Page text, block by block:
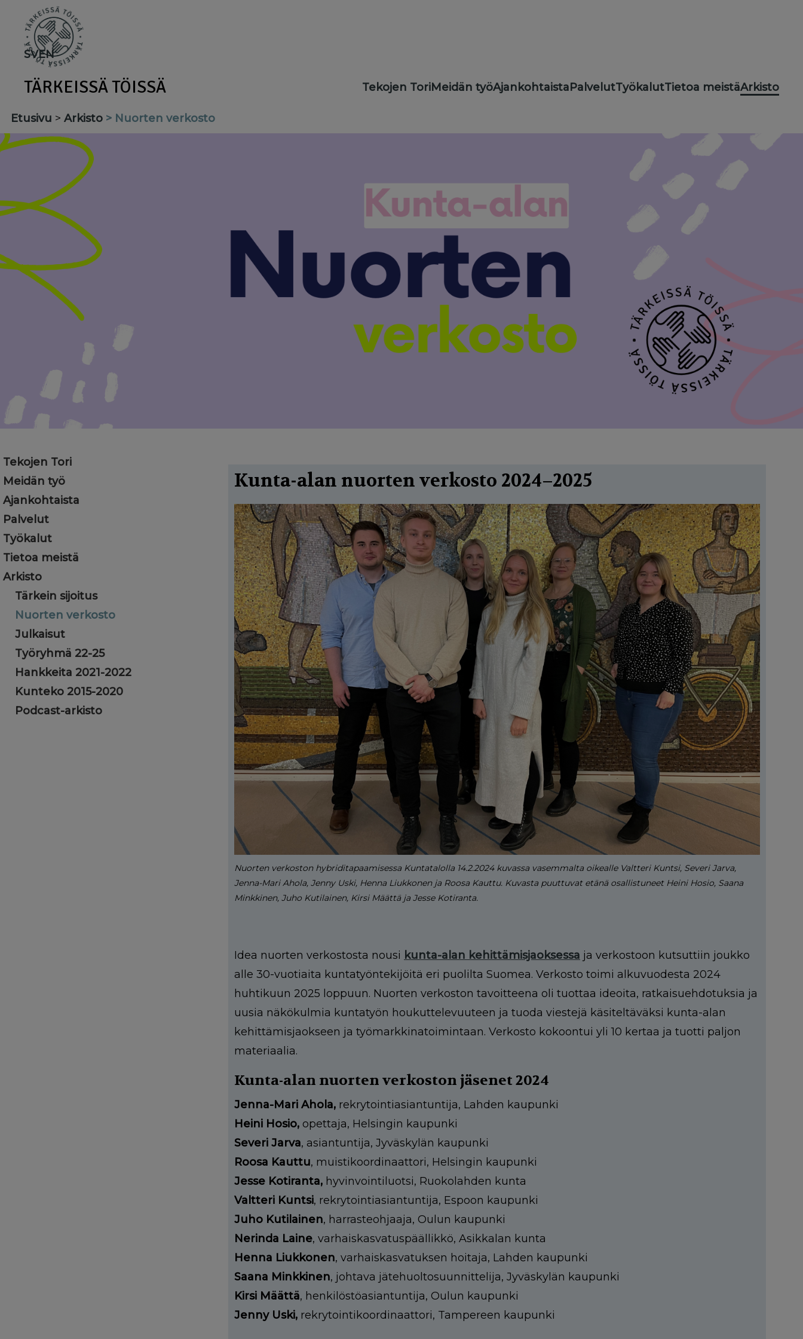
main
content
SVEN
TÄRKEISSÄ TÖISSÄ
Main
Tekojen ToriMeidän työAjankohtaistaPalvelutTyökalutTietoa meistäArkisto
Etusivu Arkisto Nuorten verkosto
Tekojen Tori
Meidän työ
Ajankohtaista
Palvelut
Työkalut
Tietoa meistä
Arkisto
Tärkein sijoitus
Nuorten verkosto
Julkaisut
Työryhmä 22-25
Hankkeita 2021-2022
Kunteko 2015-2020
Podcast-arkisto
Kunta-alan nuorten verkosto 2024–2025
Nuorten verkoston hybriditapaamisessa Kuntatalolla 14.2.2024 kuvassa vasemmalta oikealle Valtteri Kuntsi, Severi Jarva,
Jenna-Mari Ahola, Jenny Uski, Henna Liukkonen ja Roosa Kauttu. Kuvasta puuttuvat etänä osallistuneet Heini Hosio, Saana
Minkkinen, Juho Kutilainen, Kirsi Määttä ja Jesse Kotiranta.
Idea nuorten verkostosta nousi kunta-alan kehittämisjaoksessa ja verkostoon kutsuttiin joukko
alle 30-vuotiaita kuntatyöntekijöitä eri puolilta Suomea. Verkosto toimi alkuvuodesta 2024
huhtikuun 2025 loppuun. Nuorten verkoston tavoitteena oli tuottaa ideoita, ratkaisuehdotuksia ja
uusia näkökulmia kuntatyön houkuttelevuuteen ja tuoda viestejä käsiteltäväksi kunta-alan
kehittämisjaokseen ja työmarkkinatoimintaan. Verkosto kokoontui yli 10 kertaa ja tuotti paljon
materiaalia.
Kunta-alan nuorten verkoston jäsenet 2024
Jenna-Mari Ahola, rekrytointiasiantuntija, Lahden kaupunki
Heini Hosio, opettaja, Helsingin kaupunki
Severi Jarva, asiantuntija, Jyväskylän kaupunki
Roosa Kauttu, muistikoordinaattori, Helsingin kaupunki
Jesse Kotiranta, hyvinvointiluotsi, Ruokolahden kunta
Valtteri Kuntsi, rekrytointiasiantuntija, Espoon kaupunki
Juho Kutilainen, harrasteohjaaja, Oulun kaupunki
Nerinda Laine, varhaiskasvatuspäällikkö, Asikkalan kunta
Henna Liukkonen, varhaiskasvatuksen hoitaja, Lahden kaupunki
Saana Minkkinen, johtava jätehuoltosuunnittelija, Jyväskylän kaupunki
Kirsi Määttä, henkilöstöasiantuntija, Oulun kaupunki
Jenny Uski, rekrytointikoordinaattori, Tampereen kaupunki